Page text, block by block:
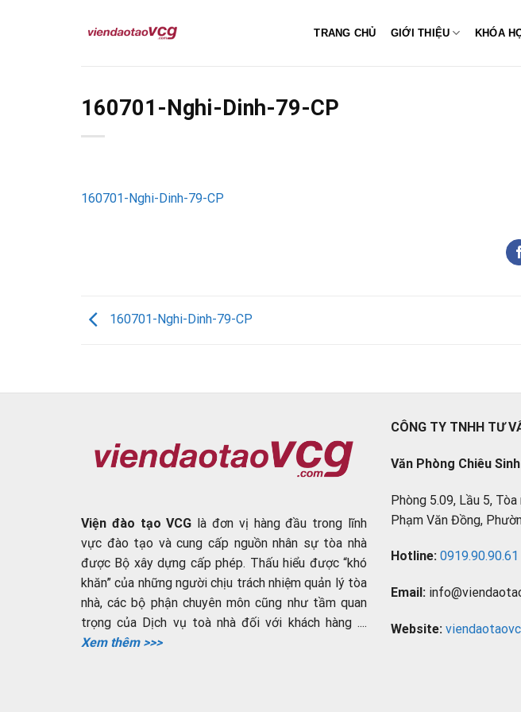
TRANG CHỦ GIỚI THIỆU KHÓA
160701-Nghi-Dinh-79-CP
160701-Nghi-Dinh-79-CP
160701-Nghi-Dinh-79-CP
Viện đào tạo VCG là đơn vị hàng đầu trong lĩnh
vực đào tạo và cung cấp nguồn nhân sự tòa nhà
được Bộ xây dựng cấp phép. Thấu hiểu được “khó
khăn” của những người chịu trách nhiệm quản lý tòa
nhà, các bộ phận chuyên môn cũng như tầm quan
trọng của Dịch vụ toà nhà đối với khách hàng ....
Xem thêm >>>
CÔNG TY TNHH TƯ
Văn Phòng Chiêu
Phòng 5.09, Lầu 5,
Phạm Văn Đồng,
Hotline: 0919.90.90.61
Email:
Website: